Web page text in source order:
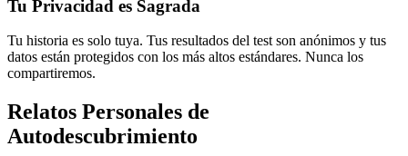
Tu Privacidad es Sagrada
Tu historia es solo tuya. Tus resultados del test son anónimos y tus
datos están protegidos con los más altos estándares. Nunca los
compartiremos.
Relatos Personales de
Autodescubrimiento